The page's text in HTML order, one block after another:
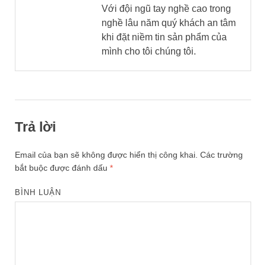
Với đội ngũ tay nghề cao trong
nghề lâu năm quý khách an tâm
khi đặt niềm tin sản phẩm của
mình cho tôi chúng tôi.
Trả lời
Email của bạn sẽ không được hiển thị công khai. Các trường
bắt buộc được đánh dấu *
BÌNH LUẬN